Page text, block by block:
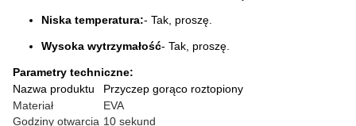
Niska temperatura:- Tak, proszę.
Wysoka wytrzymałość- Tak, proszę.
Parametry techniczne:
Nazwa produktu
Przyczep gorąco roztopiony
Materiał
EVA
Godziny otwarcia 10 sekund